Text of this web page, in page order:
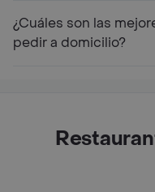
¿Cuáles son las
pedir a domicilio?